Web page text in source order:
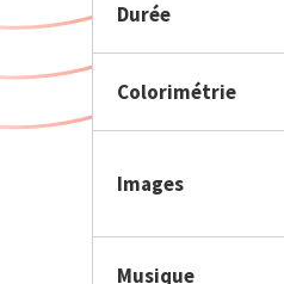
Durée
Colorimétrie
Images
Musique